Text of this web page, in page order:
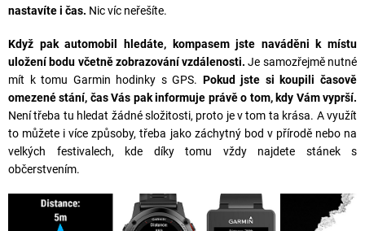
nastavíte i čas. Nic víc neřešíte.
Když pak automobil hledáte, kompasem jste naváděni k místu
uložení bodu včetně zobrazování vzdálenosti. Je samozřejmě nutné
mít k tomu Garmin hodinky s GPS. Pokud jste si koupili časově
omezené stání, čas Vás pak informuje právě o tom, kdy Vám vyprší.
Není třeba tu hledat žádné složitosti, proto je v tom ta krása. A využít
to můžete i více způsoby, třeba jako záchytný bod v přírodě nebo na
velkých festivalech, kde díky tomu vždy najdete stánek s
občerstvením.